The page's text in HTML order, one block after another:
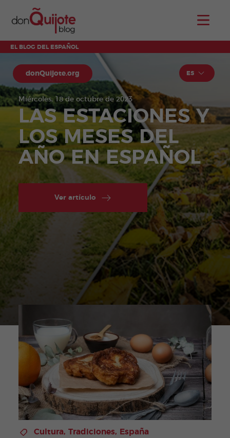
EL BLOG DEL ESPAÑOL
donQuijote.org ES
Miércoles, 18 de octubre de 2023
LAS ESTACIONES Y
LOS MESES DEL
AÑO EN ESPAÑOL
Ver artículo
Cultura, Tradiciones, España